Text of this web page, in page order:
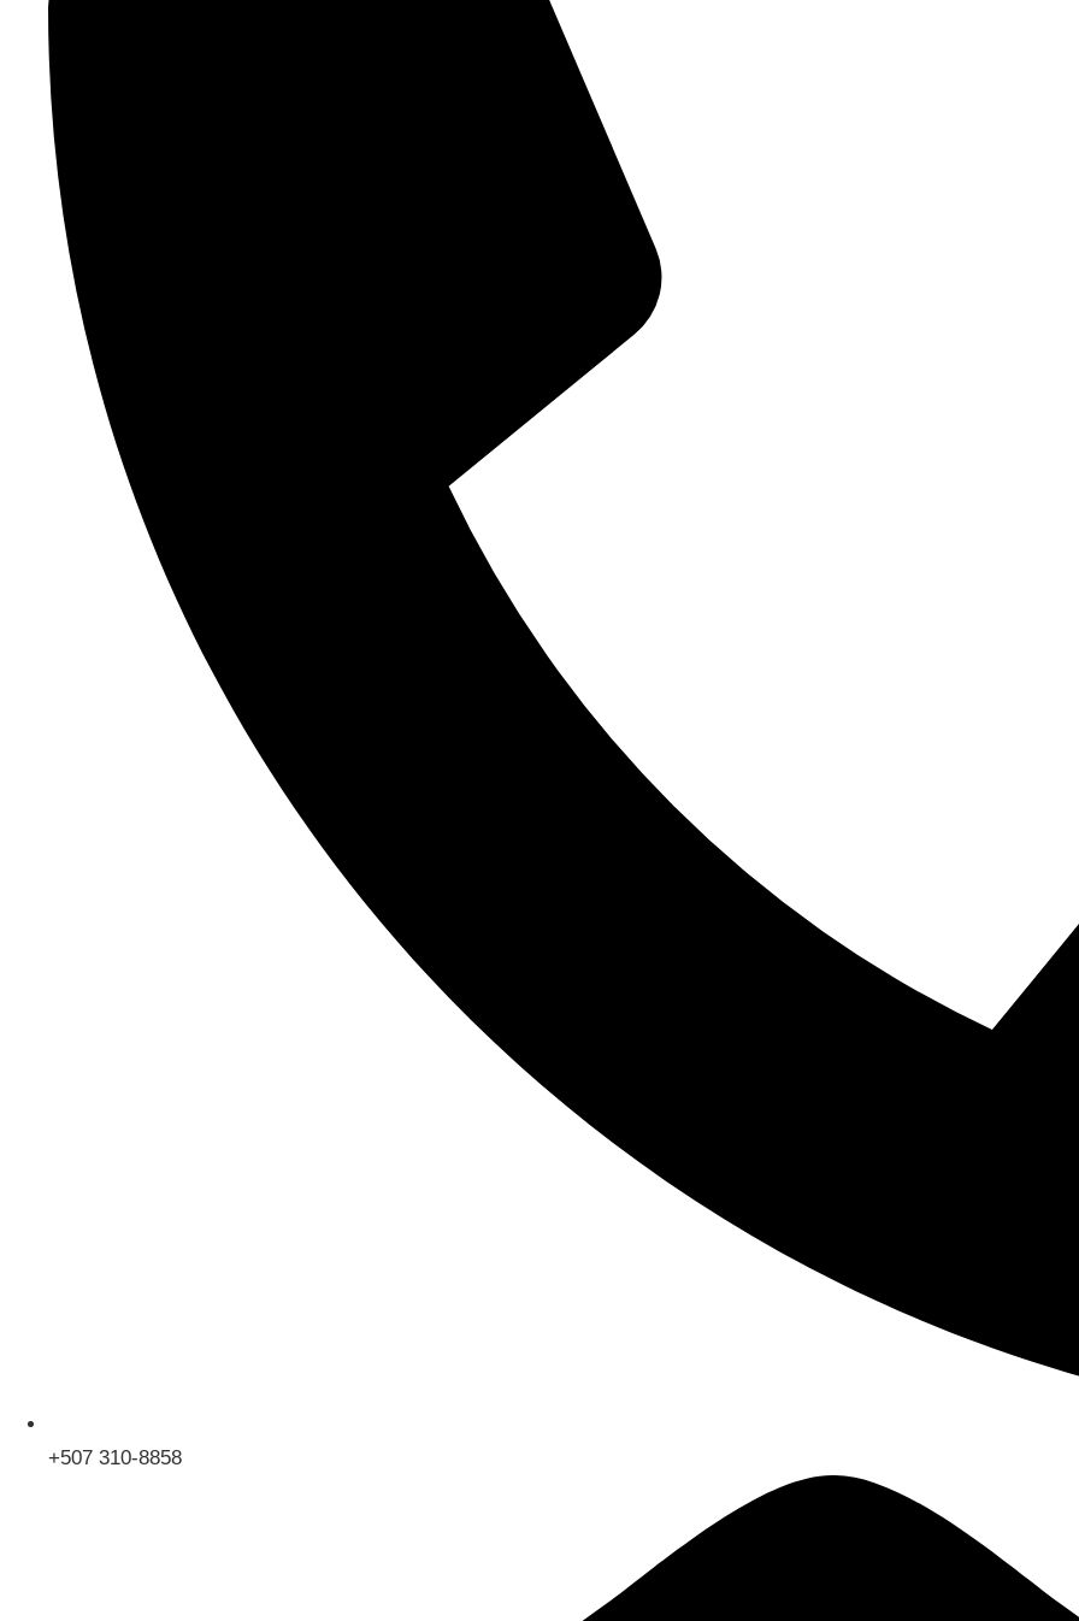
+507 310-8858